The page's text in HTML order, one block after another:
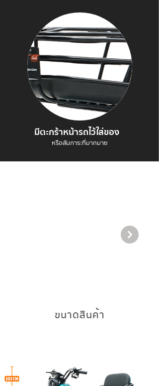
มีตะกร้าหน้ารถไว้ใส่ของ
หรือสัมภาระที่มากมาย
ขนาดสินค้า